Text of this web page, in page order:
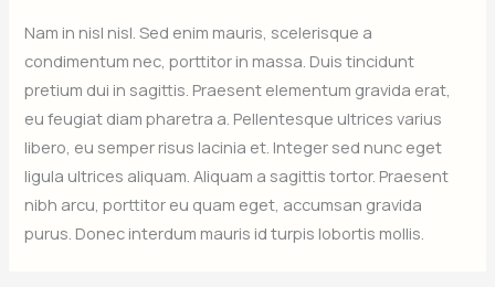
Nam in nisl nisl. Sed enim mauris, scelerisque a
condimentum nec, porttitor in massa. Duis tincidunt
pretium dui in sagittis. Praesent elementum gravida erat,
eu feugiat diam pharetra a. Pellentesque ultrices varius
libero, eu semper risus lacinia et. Integer sed nunc eget
ligula ultrices aliquam. Aliquam a sagittis tortor. Praesent
nibh arcu, porttitor eu quam eget, accumsan gravida
purus. Donec interdum mauris id turpis lobortis mollis.